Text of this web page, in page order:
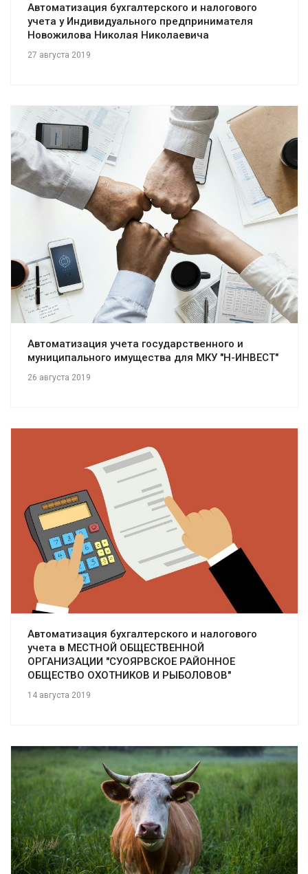
Автоматизация бухгалтерского и налогового
учета у Индивидуального предпринимателя
Новожилова Николая Николаевича
27 августа 2019
Смотреть проект
Автоматизация учета государственного и
муниципального имущества для МКУ "Н-ИНВЕСТ"
26 августа 2019
Смотреть проект
Автоматизация бухгалтерского и налогового
учета в МЕСТНОЙ ОБЩЕСТВЕННОЙ
ОРГАНИЗАЦИИ "СУОЯРВСКОЕ РАЙОННОЕ
ОБЩЕСТВО ОХОТНИКОВ И РЫБОЛОВОВ"
14 августа 2019
Смотреть проект